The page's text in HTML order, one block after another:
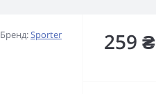
Бренд:Sporter 259 ₴